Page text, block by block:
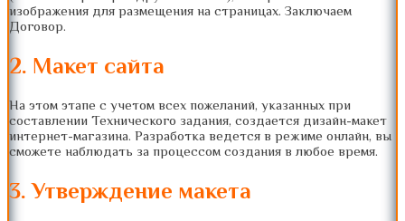
изображения для размещения на страницах. Заключаем
Договор.
2. Макет сайта
На этом этапе с учетом всех пожеланий, указанных при
составлении Технического задания, создается дизайн-макет
интернет-магазина. Разработка ведется в режиме онлайн, вы
сможете наблюдать за процессом создания в любое время.
3. Утверждение макета